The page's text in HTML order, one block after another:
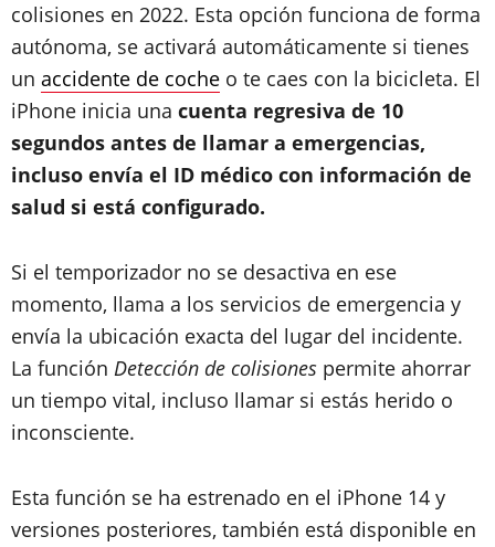
colisiones en 2022. Esta opción funciona de forma
autónoma, se activará automáticamente si tienes
un accidente de coche o te caes con la bicicleta. El
iPhone inicia una cuenta regresiva de 10
segundos antes de llamar a emergencias,
incluso envía el ID médico con información de
salud si está configurado.
Si el temporizador no se desactiva en ese
momento, llama a los servicios de emergencia y
envía la ubicación exacta del lugar del incidente.
La función Detección de colisiones permite ahorrar
un tiempo vital, incluso llamar si estás herido o
inconsciente.
Esta función se ha estrenado en el iPhone 14 y
versiones posteriores, también está disponible en